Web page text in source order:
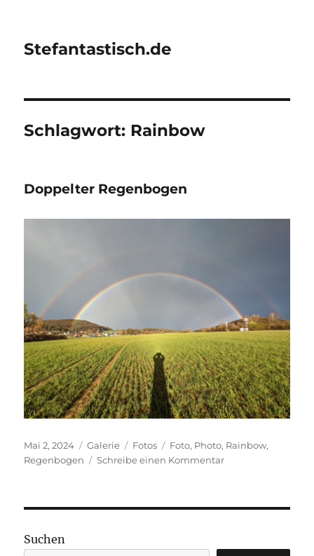
Stefantastisch.de
Schlagwort: Rainbow
Doppelter Regenbogen
Veröffentlicht
am
Mai 2, 2024 Format
Galerie Kategorien
Fotos Schlagwörter
Foto, Photo, Rainbow,
Regenbogen
Schreibe einen Kommentarzu
Suchen